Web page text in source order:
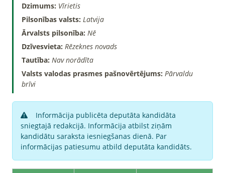
Dzimums: Vīrietis
Pilsonības valsts: Latvija
Ārvalsts pilsonība: Nē
Dzīvesvieta: Rēzeknes novads
Tautība: Nav norādīta
Valsts valodas prasmes pašnovērtējums: Pārvaldu
brīvi
Informācija publicēta deputāta kandidāta
sniegtajā redakcijā. Informācija atbilst ziņām
kandidātu saraksta iesniegšanas dienā. Par
informācijas patiesumu atbild deputāta kandidāts.